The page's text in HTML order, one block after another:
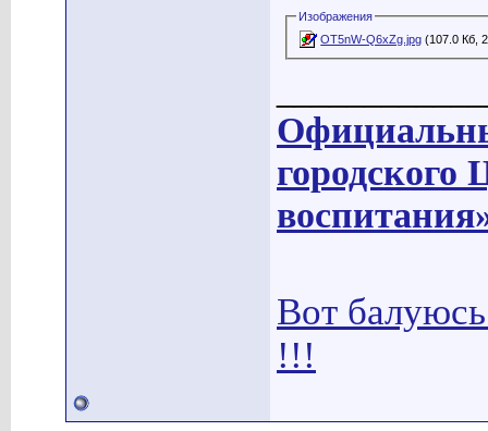
Изображения
OT5nW-Q6xZg.jpg (107.0 Кб,
городского
Вот
!!!